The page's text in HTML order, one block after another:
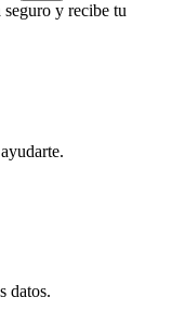
y recibe tu
datos.